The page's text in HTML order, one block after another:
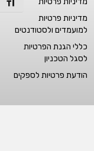
מתג
מדיניות פרטיות
למועמדים ולסטודנטים
כללי הגנת הפרטיות
לסגל הטכניון
הודעת פרטיות לספקים